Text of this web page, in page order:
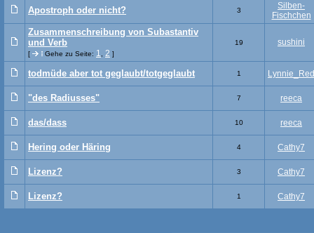
Apostroph oder nicht? 3
Silben-
Fischchen
Zusammenschreibung von Subastantiv
und Verb
[ Gehe zu Seite: 1 2 ]
19 sushini
todmüde aber tot geglaubt/totgeglaubt 1 Lynnie_Red
"des Radiusses" 7 reeca
das/dass 10 reeca
Hering oder Häring 4 Cathy7
Lizenz? 3 Cathy7
Lizenz? 1 Cathy7